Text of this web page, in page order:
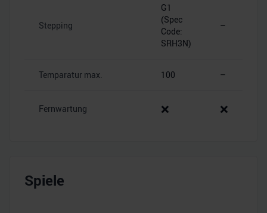
Stepping
G1
(Spec
Code:
SRH3N)
–
Temparatur max. 100 –
Fernwartung ❌ ❌
Spiele